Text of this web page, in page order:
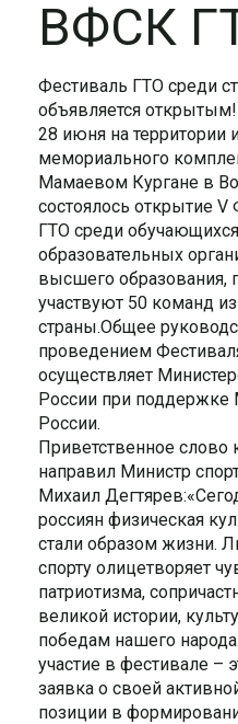
ВФСК
Фестиваль ГТО среди
объявляется открытым!
28 июня на территории
мемориального
Мамаевом Кургане в
состоялось открытие V
ГТО среди обучающихся
образовательных
высшего образования,
участвуют 50 команд
страны.Общее
проведением
осуществляет
России при поддержке
России.
Приветственное слово
направил Министр
Михаил
россиян физическая
стали образом жизни.
спорту олицетворяет
патриотизма,
великой истории,
победам нашего
участие в фестивале –
заявка о своей
позиции в